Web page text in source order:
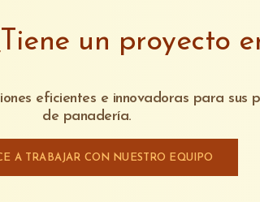
un proyecto
eficientes e innovadoras para sus
de panadería.
A TRABAJAR CON NUESTRO EQUIPO